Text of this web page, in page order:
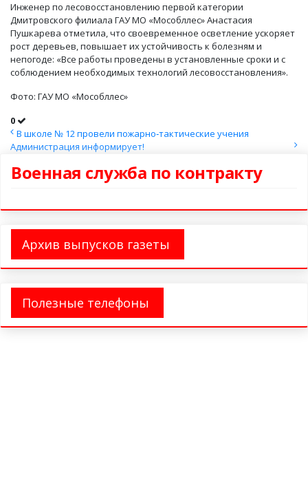
Инженер по лесовосстановлению первой категории
Дмитровского филиала ГАУ МО «Мособллес» Анастасия
Пушкарева отметила, что своевременное осветление ускоряет
рост деревьев, повышает их устойчивость к болезням и
непогоде: «Все работы проведены в установленные сроки и с
соблюдением необходимых технологий лесовосстановления».
Фото: ГАУ МО «Мособллес»
0
В школе № 12 провели пожарно‑тактические учения
Администрация информирует!
Военная служба по контракту
Архив выпусков газеты
Полезные телефоны